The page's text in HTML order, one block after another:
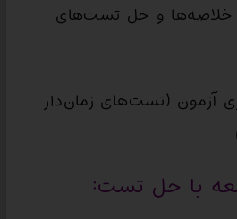
خلاصه‌ها و حل تست‌های
آزمون (تست‌های زمان‌دار